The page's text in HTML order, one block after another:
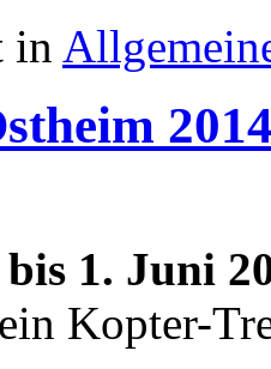
in
1. Juni
Kopter-